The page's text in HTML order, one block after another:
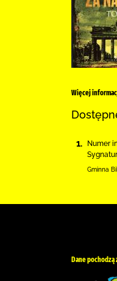
Więcej
1. Numer
Gminna
Dane pochodzą